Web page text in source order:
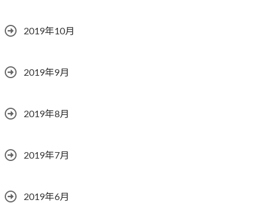
2019年10月
2019年9月
2019年8月
2019年7月
2019年6月